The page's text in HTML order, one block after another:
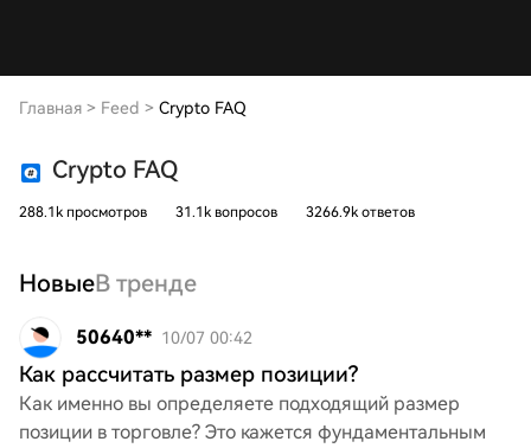
Главная > Feed > Crypto FAQ
Crypto FAQ
288.1k просмотров 31.1k вопросов 3266.9k ответов
НовыеВ тренде
50640** 10/07 00:42
Как рассчитать размер позиции?
Как именно вы определяете подходящий размер
позиции в торговле? Это кажется фундаментальным